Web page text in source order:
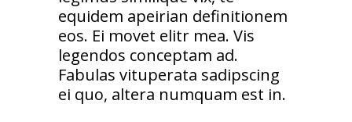
equidem apeirian definitionem
eos. Ei movet elitr mea. Vis
legendos conceptam ad.
Fabulas vituperata sadipscing
ei quo, altera numquam est in.